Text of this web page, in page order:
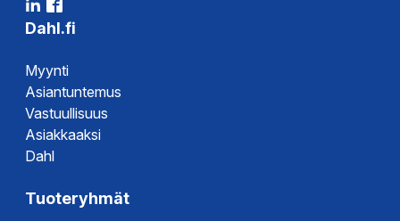
Dahl.fi
Myynti
Asiantuntemus
Vastuullisuus
Asiakkaaksi
Dahl
Tuoteryhmät